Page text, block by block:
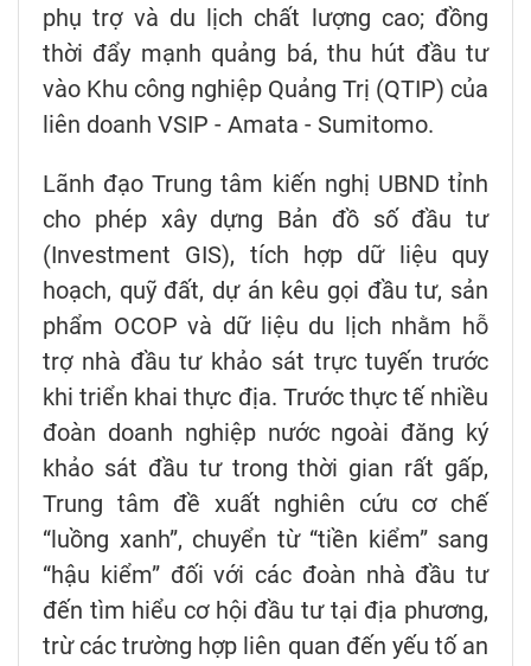
phụ trợ và du lịch chất lượng cao; đồng
thời đẩy mạnh quảng bá, thu hút đầu tư
vào Khu công nghiệp Quảng Trị (QTIP) của
liên doanh VSIP - Amata - Sumitomo.
Lãnh đạo Trung tâm kiến nghị UBND tỉnh
cho phép xây dựng Bản đồ số đầu tư
(Investment GIS), tích hợp dữ liệu quy
hoạch, quỹ đất, dự án kêu gọi đầu tư, sản
phẩm OCOP và dữ liệu du lịch nhằm hỗ
trợ nhà đầu tư khảo sát trực tuyến trước
khi triển khai thực địa. Trước thực tế nhiều
đoàn doanh nghiệp nước ngoài đăng ký
khảo sát đầu tư trong thời gian rất gấp,
Trung tâm đề xuất nghiên cứu cơ chế
“luồng xanh”, chuyển từ “tiền kiểm” sang
“hậu kiểm” đối với các đoàn nhà đầu tư
đến tìm hiểu cơ hội đầu tư tại địa phương,
trừ các trường hợp liên quan đến yếu tố an